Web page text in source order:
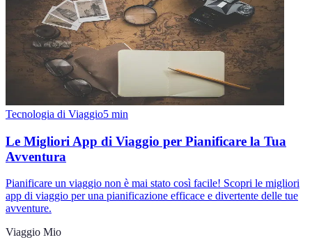
Tecnologia di Viaggio5 min
Le Migliori App di Viaggio per Pianificare la Tua
Avventura
Pianificare un viaggio non è mai stato così facile! Scopri le migliori
app di viaggio per una pianificazione efficace e divertente delle tue
avventure.
Viaggio Mio